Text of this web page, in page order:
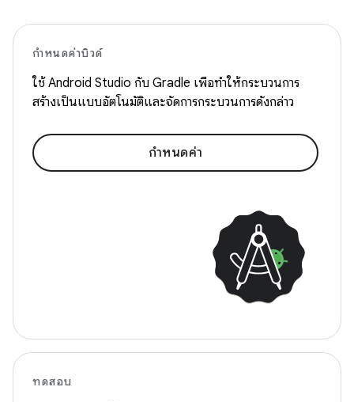
กำหนดค่าบิวด์
ใช้ Android Studio กับ Gradle เพื่อทำให้กระบวนการ
สร้างเป็นแบบอัตโนมัติและจัดการกระบวนการดังกล่าว
กำหนดค่า
ทดสอบ